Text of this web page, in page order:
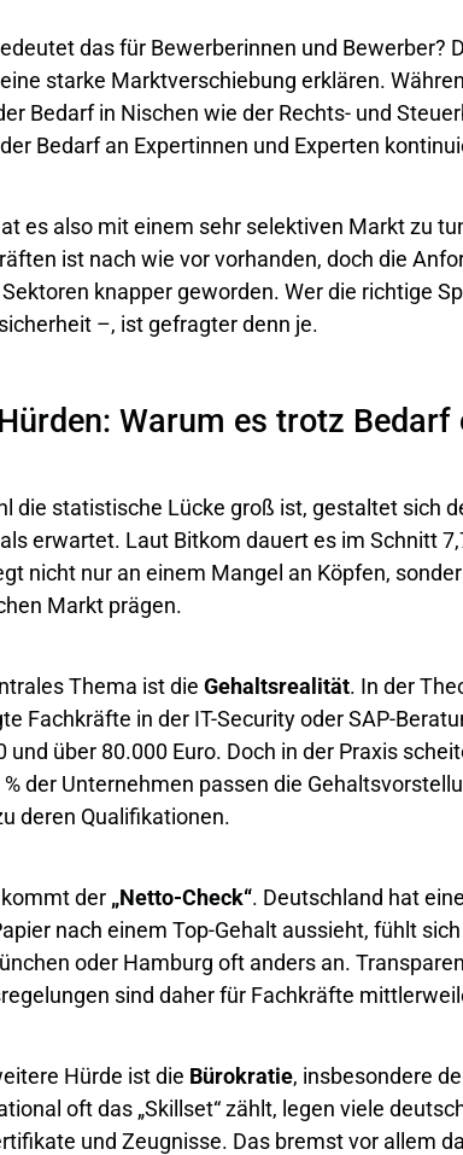
das für Bewerberinnen und Bewerber?
starke Marktverschiebung erklären.
Bedarf in Nischen wie der Rechts- und
Bedarf an Expertinnen und Experten
es also mit einem sehr selektiven Markt zu
ist nach wie vor vorhanden, doch die
knapper geworden. Wer die richtige
–, ist gefragter denn je.
Warum es trotz
die statistische Lücke groß ist, gestaltet sich
erwartet. Laut Bitkom dauert es im Schnitt
nicht nur an einem Mangel an Köpfen,
Markt prägen.
Thema ist die Gehaltsrealität. In der
Fachkräfte in der IT-Security oder SAP-
und über 80.000 Euro. Doch in der Praxis
% der Unternehmen passen die
deren Qualifikationen.
der „Netto-Check“. Deutschland hat
nach einem Top-Gehalt aussieht, fühlt
oder Hamburg oft anders an.
sind daher für Fachkräfte
Hürde ist die Bürokratie, insbesondere
oft das „Skillset“ zählt, legen viele
und Zeugnisse. Das bremst vor allem